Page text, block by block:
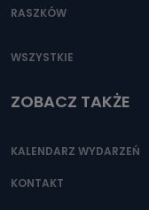
RASZKÓW
WSZYSTKIE
ZOBACZ TAKŻE
KALENDARZ WYDARZEŃ
KONTAKT